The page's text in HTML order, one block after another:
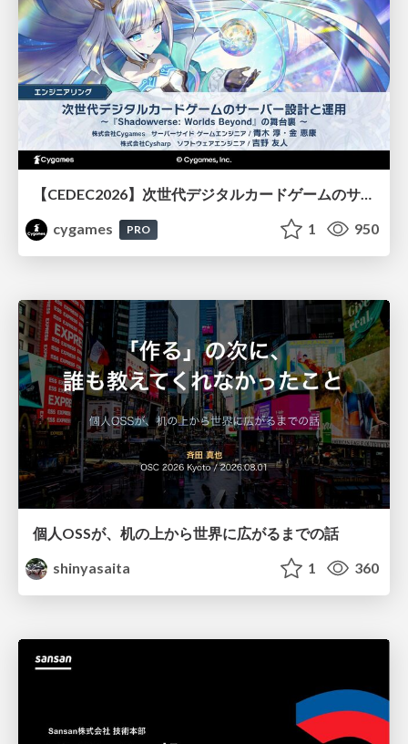
【CEDEC2026】次世代デジタルカードゲームのサーバー設計と運用 〜『Shadowverse: Worlds Beyond』の舞台裏～
cygames
PRO 1 950
個人OSSが、机の上から世界に広がるまでの話
shinyasaita
1 360